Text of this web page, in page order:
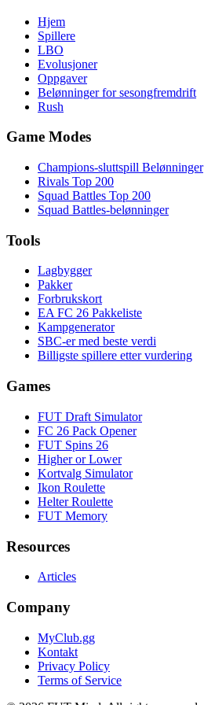
Hjem
Spillere
LBO
Evolusjoner
Oppgaver
Belønninger for sesongfremdrift
Rush
Game Modes
Champions-sluttspill Belønninger
Rivals Top 200
Squad Battles Top 200
Squad Battles-belønninger
Tools
Lagbygger
Pakker
Forbrukskort
EA FC 26 Pakkeliste
Kampgenerator
SBC-er med beste verdi
Billigste spillere etter vurdering
Games
FUT Draft Simulator
FC 26 Pack Opener
FUT Spins 26
Higher or Lower
Kortvalg Simulator
Ikon Roulette
Helter Roulette
FUT Memory
Resources
Articles
Company
MyClub.gg
Kontakt
Privacy Policy
Terms of Service